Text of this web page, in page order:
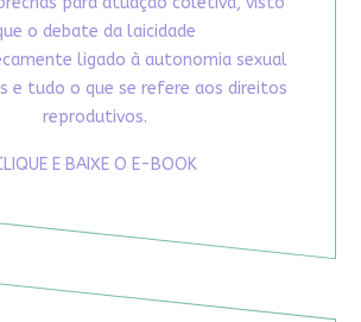
o debate da laicidade
ligado à autonomia sexual
e tudo o que se refere aos direitos
reprodutivos.
E BAIXE O E-BOOK